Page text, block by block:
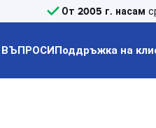
От 2005 г. насам
Поддръжка на